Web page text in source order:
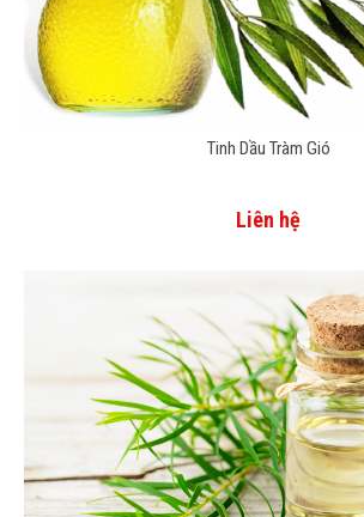
Tinh Dầu Tràm Gió
Liên hệ